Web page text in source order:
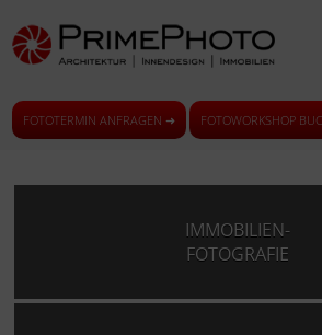
FOTOTERMIN ANFRAGEN ➜ FOTOWORKSHOP
IMMOBILIEN-
FOTOGRAFIE